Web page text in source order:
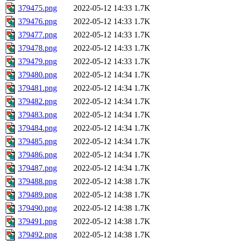
379475.png
2022-05-12 14:33 1.7K
379476.png
2022-05-12 14:33 1.7K
379477.png
2022-05-12 14:33 1.7K
379478.png
2022-05-12 14:33 1.7K
379479.png
2022-05-12 14:33 1.7K
379480.png
2022-05-12 14:34 1.7K
379481.png
2022-05-12 14:34 1.7K
379482.png
2022-05-12 14:34 1.7K
379483.png
2022-05-12 14:34 1.7K
379484.png
2022-05-12 14:34 1.7K
379485.png
2022-05-12 14:34 1.7K
379486.png
2022-05-12 14:34 1.7K
379487.png
2022-05-12 14:34 1.7K
379488.png
2022-05-12 14:38 1.7K
379489.png
2022-05-12 14:38 1.7K
379490.png
2022-05-12 14:38 1.7K
379491.png
2022-05-12 14:38 1.7K
379492.png
2022-05-12 14:38 1.7K